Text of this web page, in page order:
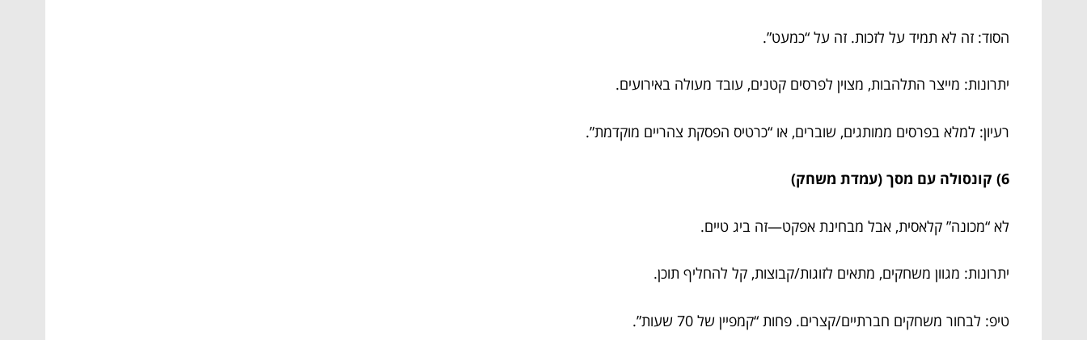
הסוד: זה לא תמיד על לזכות. זה על “כמעט”.
יתרונות: מייצר התלהבות, מצוין לפרסים קטנים, עובד מעולה באירועים.
רעיון: למלא בפרסים ממותגים, שוברים, או “כרטיס הפסקת צהריים מוקדמת”.
6) קונסולה עם מסך (עמדת משחק)
לא “מכונה” קלאסית, אבל מבחינת אפקט—זה ביג טיים.
יתרונות: מגוון משחקים, מתאים לזוגות/קבוצות, קל להחליף תוכן.
טיפ: לבחור משחקים חברתיים/קצרים. פחות “קמפיין של 70 שעות”.